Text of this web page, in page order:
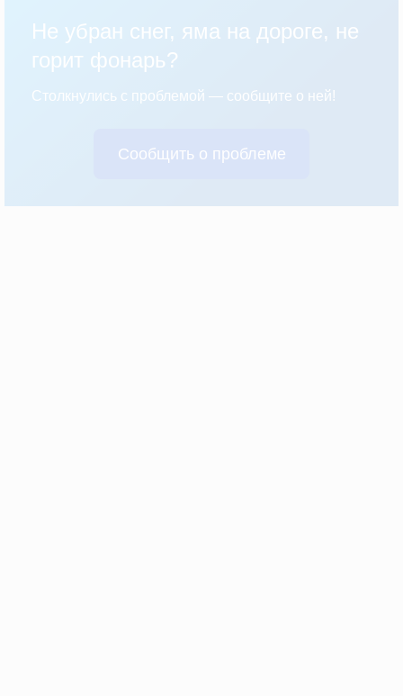
Не убран снег, яма на дороге, не
горит фонарь?
Столкнулись с проблемой — сообщите о ней!
Сообщить о проблеме